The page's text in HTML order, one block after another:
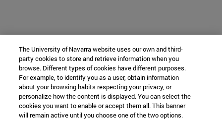
The University of Navarra website uses our own and third-
party cookies to store and retrieve information when you
browse. Different types of cookies have different purposes.
For example, to identify you as a user, obtain information
about your browsing habits respecting your privacy, or
personalize how the content is displayed. You can select the
cookies you want to enable or accept them all. This banner
will remain active until you choose one of the two options.